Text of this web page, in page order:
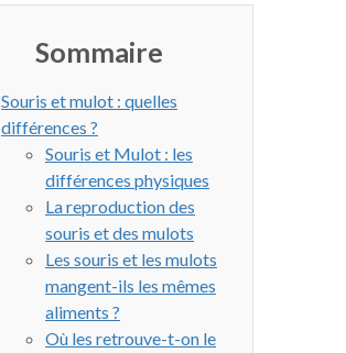
Sommaire
Souris et mulot : quelles
différences ?
Souris et Mulot : les
différences physiques
La reproduction des
souris et des mulots
Les souris et les mulots
mangent-ils les mêmes
aliments ?
Où les retrouve-t-on le